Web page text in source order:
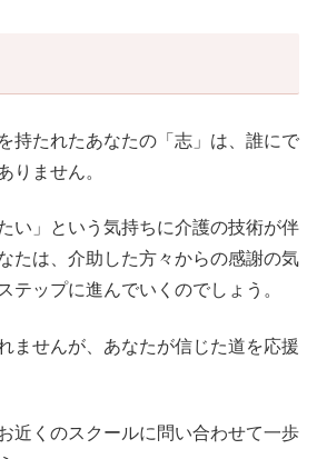
持たれたあなたの「志」は、誰にで
りません。
い」という気持ちに介護の技術が伴
たは、介助した方々からの感謝の気
テップに進んでいくのでしょう。
ませんが、あなたが信じた道を応援
近くのスクールに問い合わせて一歩